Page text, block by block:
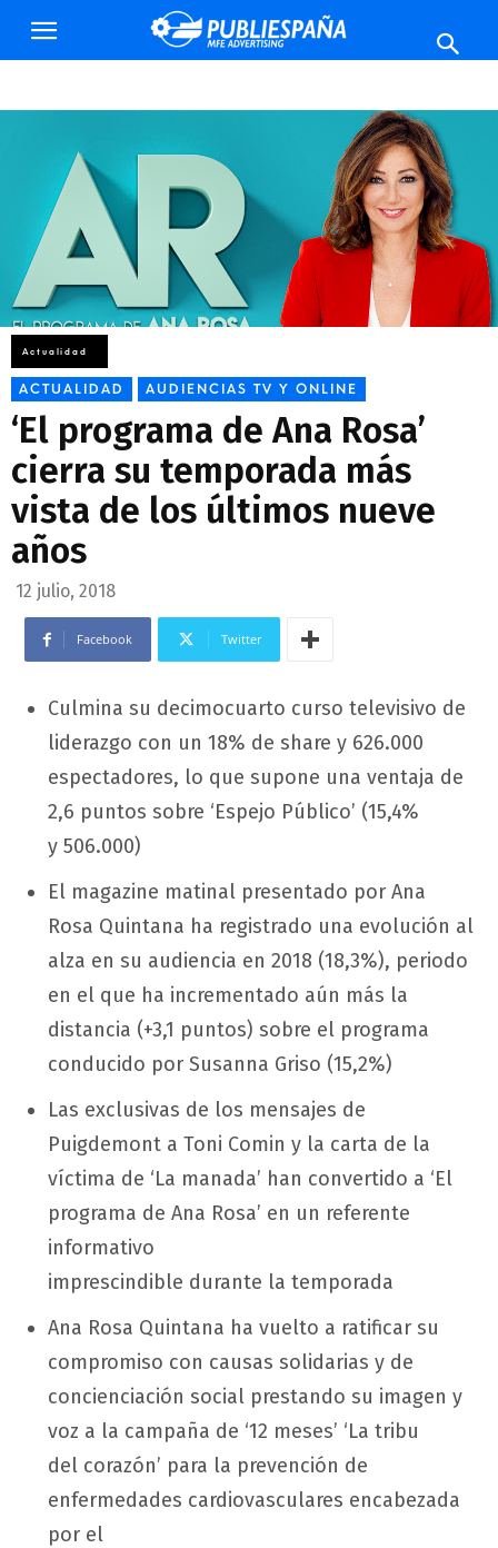
Publiespaña
Actualidad
de los...
ACTUALIDAD AUDIENCIAS TV Y ONLINE
‘El programa de Ana Rosa’
cierra su temporada más
vista de los últimos nueve
años
12 julio, 2018
Facebook Twitter
Culmina su decimocuarto curso televisivo de
liderazgo con un 18% de share y 626.000
espectadores, lo que supone una ventaja de
2,6 puntos sobre ‘Espejo Público’ (15,4%
y 506.000)
El magazine matinal presentado por Ana
Rosa Quintana ha registrado una evolución al
alza en su audiencia en 2018 (18,3%), periodo
en el que ha incrementado aún más la
distancia (+3,1 puntos) sobre el programa
conducido por Susanna Griso (15,2%)
Las exclusivas de los mensajes de
Puigdemont a Toni Comin y la carta de la
víctima de ‘La manada’ han convertido a ‘El
programa de Ana Rosa’ en un referente
informativo
imprescindible durante la temporada
Ana Rosa Quintana ha vuelto a ratificar su
compromiso con causas solidarias y de
concienciación social prestando su imagen y
voz a la campaña de ‘12 meses’ ‘La tribu
del corazón’ para la prevención de
enfermedades cardiovasculares encabezada
por el